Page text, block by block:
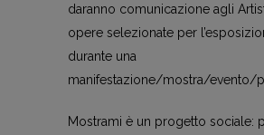
daranno comunicazione agli
opere selezionate per
durante una
manifestazione/mostra/evento/
Mostrami è un progetto sociale: